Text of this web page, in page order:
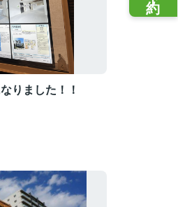
りました！！